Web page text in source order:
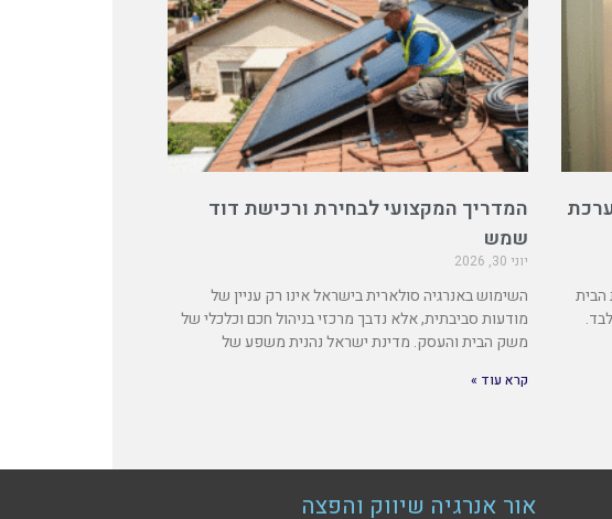
הבית
המדריך המקצועי לבחירת ורכישת דוד
שמש
יוני 30, 2026
השימוש באנרגיה סולארית בישראל אינו רק עניין של
מודעות סביבתית, אלא נדבך מרכזי בניהול חכם וכלכלי של
משק הבית והעסק. מדינת ישראל נהנית משפע של
קרא עוד »
אור אנרגיה שיווק והפצה